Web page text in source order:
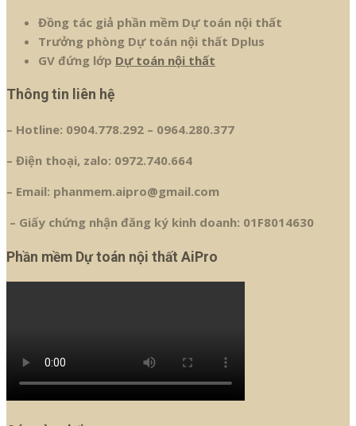
Đồng tác giả phần mềm Dự toán nội thất
Trưởng phòng Dự toán nội thất Dplus
GV đứng lớp Dự toán nội thất
Thông tin liên hệ
– Hotline: 0904.778.292 – 0964.280.377
– Điện thoại, zalo: 0972.740.664
– Email: phanmem.aipro@gmail.com
– Giấy chứng nhận đăng ký kinh doanh: 01F8014630
Phần mềm Dự toán nội thất AiPro